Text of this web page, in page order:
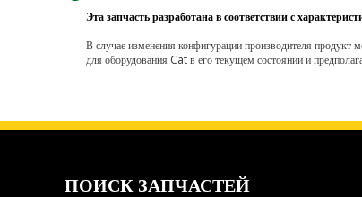
Эта запчасть разработана в соответствии с
В случае изменения конфигурации производителя продукт
для оборудования Cat в его текущем состоянии и
ПОИСК ЗАПЧАСТЕЙ